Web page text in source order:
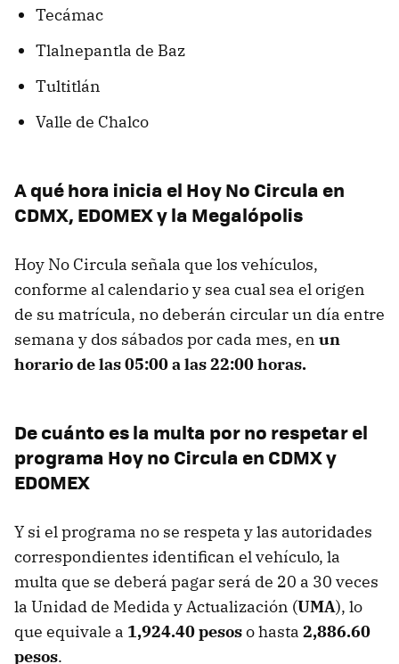
Tecámac
Tlalnepantla de Baz
Tultitlán
Valle de Chalco
A qué hora inicia el Hoy No Circula en
CDMX, EDOMEX y la Megalópolis
Hoy No Circula señala que los vehículos,
conforme al calendario y sea cual sea el origen
de su matrícula, no deberán circular un día entre
semana y dos sábados por cada mes, en un
horario de las 05:00 a las 22:00 horas.
De cuánto es la multa por no respetar el
programa Hoy no Circula en CDMX y
EDOMEX
Y si el programa no se respeta y las autoridades
correspondientes identifican el vehículo, la
multa que se deberá pagar será de 20 a 30 veces
la Unidad de Medida y Actualización (UMA), lo
que equivale a 1,924.40 pesoso hasta 2,886.60
pesos.